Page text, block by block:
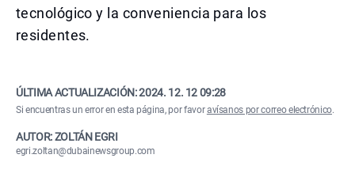
tecnológico y la conveniencia para los
residentes.
ÚLTIMA ACTUALIZACIÓN:2024. 12. 12 09:28
Si encuentras un error en esta página, por favoravísanos por correo electrónico.
AUTOR: ZOLTÁN EGRI
egri.zoltan@dubainewsgroup.com